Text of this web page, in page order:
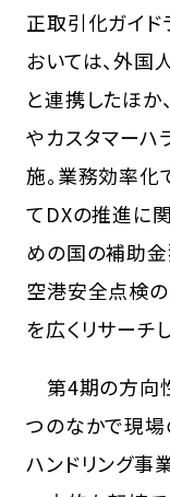
正取引化ガイド
おいては、外
と連携したほ
やカスタマーハ
施。業務効率化
てDXの推進に
めの国の補助金
空港安全点検
を広くリサーチ
第4期の方向
つのなかで現場
ハンドリング